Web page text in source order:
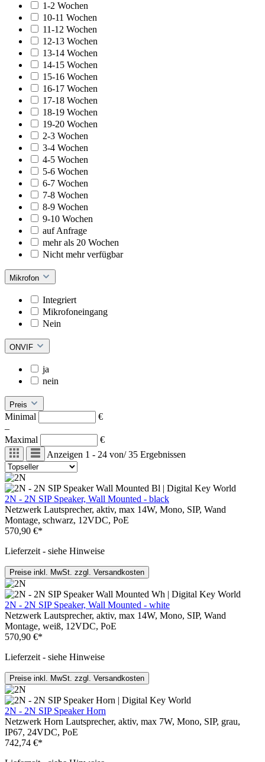
1-2 Wochen
10-11 Wochen
11-12 Wochen
12-13 Wochen
13-14 Wochen
14-15 Wochen
15-16 Wochen
16-17 Wochen
17-18 Wochen
18-19 Wochen
19-20 Wochen
2-3 Wochen
3-4 Wochen
4-5 Wochen
5-6 Wochen
6-7 Wochen
7-8 Wochen
8-9 Wochen
9-10 Wochen
auf Anfrage
mehr als 20 Wochen
Nicht mehr verfügbar
Mikrofon
Integriert
Mikrofoneingang
Nein
ONVIF
ja
nein
Preis
Minimal
€
–
Maximal
€
Anzeigen 1 - 24 von/35 Ergebnissen
2N - 2N SIP Speaker, Wall Mounted - black
Netzwerk Lautsprecher, aktiv, max 14W, Mono, SIP, Wand
Montage, schwarz, 12VDC, PoE
570,90 €*
Lieferzeit - siehe Hinweise
Preise inkl. MwSt. zzgl. Versandkosten
2N - 2N SIP Speaker, Wall Mounted - white
Netzwerk Lautsprecher, aktiv, max 14W, Mono, SIP, Wand
Montage, weiß, 12VDC, PoE
570,90 €*
Lieferzeit - siehe Hinweise
Preise inkl. MwSt. zzgl. Versandkosten
2N - 2N SIP Speaker Horn
Netzwerk Horn Lautsprecher, aktiv, max 7W, Mono, SIP, grau,
IP67, 24VDC, PoE
742,74 €*